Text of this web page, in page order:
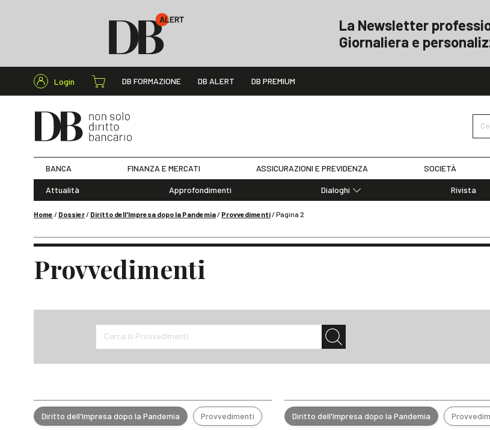
La Newsletter
Giornaliera e
Login DB FORMAZIONE DB ALERT DB PREMIUM
BANCA FINANZA E MERCATI ASSICURAZIONI E PREVIDENZA SOCIETÀ
Attualità Approfondimenti
Dialoghi
Articoli
Rivista
Home / Dossier/ Diritto dell'Impresa dopo la Pandemia/ Provvedimenti/Pagina 2
Provvedimenti
Cerca in Provvedimenti
Diritto dell'Impresa dopo la Pandemia Provvedimenti Diritto dell'Impresa dopo la Pandemia